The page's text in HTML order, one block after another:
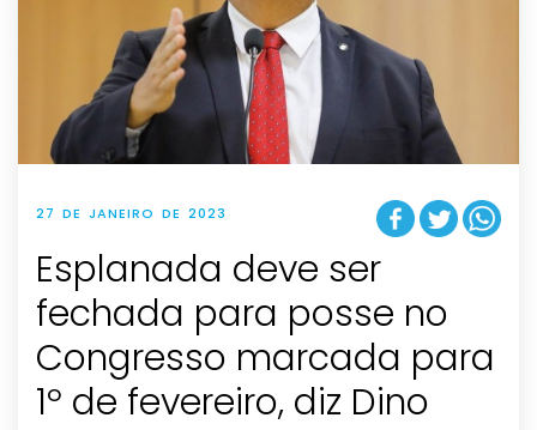
27 DE JANEIRO DE 2023
Esplanada deve ser
fechada para posse no
Congresso marcada para
1º de fevereiro, diz Dino